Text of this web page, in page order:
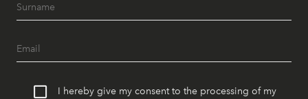
I hereby give my consent to the processing of my